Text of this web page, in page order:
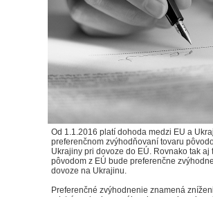
Od 1.1.2016 platí dohoda medzi EU a
preferenčnom zvýhodňovaní tovaru
Ukrajiny pri dovoze do EÚ. Rovnako tak aj
pôvodom z EÚ bude preferenčne
dovoze na Ukrajinu.
Preferenčné zvýhodnenie znamená